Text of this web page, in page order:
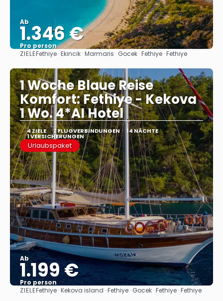
Ab
1.346 €
Pro person
Sehen
ZIELEFethiye · Ekincik · Marmaris · Gocek · Fethiye · Fethiye
1 Woche Blaue Reise
Komfort: Fethiye - Kekova
1 Wo. 4*AI Hotel
4 ZIELE 2 FLUGVERBINDUNGEN 14 NÄCHTE
1 VERSICHERUNGEN
Urlaubspaket
Ab
1.199 €
Pro person
Sehen
ZIELEFethiye · Kekova island · Fethiye · Gocek · Fethiye · Fethiye